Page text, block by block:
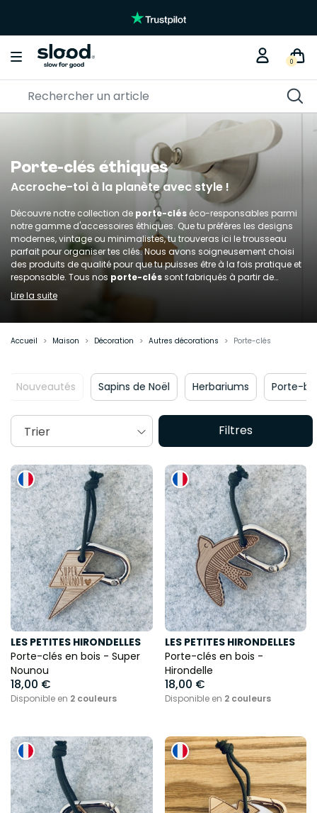
0
Porte-clés éthiques
Accroche-toi à la planète avec style !
Découvre notre collection de porte-clés éco-responsables parmi
notre gamme d'accessoires éthiques. Que tu préfères les designs
modernes, vintage ou minimalistes, tu trouveras ici le trousseau
parfait pour organiser tes clés. Nous avons soigneusement choisi
des produits de qualité pour que tu puisses être à la fois pratique et
responsable. Tous nos porte-cléssont fabriqués à partir de
matières naturelles, biologiques ou recyclées.
Lire la suite
Accueil Maison Décoration Autres décorations Porte-clés
de Noël Herbariums Porte-bijoux Horloges
Filtres
Trier
LES PETITES HIRONDELLES
Porte-clés en bois - Super
Nounou
18,00 €
Disponible en 2 couleurs
LES PETITES HIRONDELLES
Porte-clés en bois -
Hirondelle
18,00 €
Disponible en 2 couleurs